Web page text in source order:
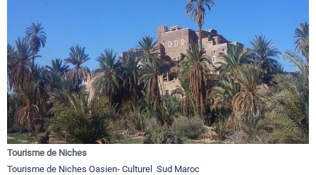
Tourisme de Niches
Tourisme de Niches Oasien- Culturel Sud Maroc